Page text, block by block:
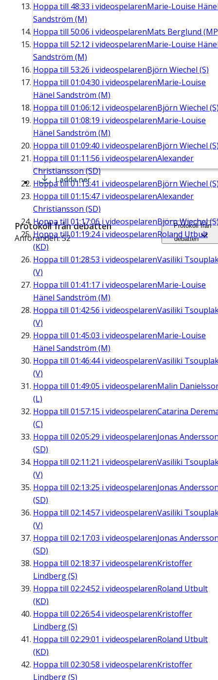
Hoppa till 48:33 i videospelarenMarie-Louise
Sandström (M)
Hoppa till 50:06 i videospelarenMats Berglund
Hoppa till 52:12 i videospelarenMarie-Louise
Sandström (M)
Hoppa till 53:26 i videospelarenBjörn Wiechel (S)
Hoppa till 01:04:30 i videospelarenMarie-Louise
Hänel Sandström (M)
Hoppa till 01:06:12 i videospelarenBjörn Wiechel
Hoppa till 01:08:19 i videospelarenMarie-Louise
Hänel Sandström (M)
Hoppa till 01:09:40 i videospelarenBjörn Wiechel
Hoppa till 01:11:56 i videospelarenAlexander
Christiansson (SD)
Hoppa till01:13:41 i videospelarenBjörn Wiechel
Hoppa till 01:15:47 i videospelarenAlexander
Christiansson (SD)
Hoppa till 01:17:06 i videospelarenBjörn Wiechel
Hoppa till01:19:24i videospelarenRoland Utbult
(KD)
Hoppa till 01:28:53 i videospelarenVasiliki
(V)
Hoppa till 01:41:17 i videospelarenMarie-Louise
Hänel Sandström (M)
Hoppa till 01:42:56 i videospelarenVasiliki
(V)
Hoppa till 01:45:03 i videospelarenMarie-Louise
Hänel Sandström (M)
Hoppa till 01:46:44i videospelarenVasiliki
(V)
Hoppa till 01:49:05 i videospelarenMalin
(L)
Hoppa till 01:57:15 i videospelarenCatarina
(C)
Hoppa till 02:05:29 i videospelarenJonas
(SD)
Hoppa till 02:11:21 i videospelarenVasiliki
(V)
Hoppa till 02:13:25 i videospelarenJonas
(SD)
Hoppa till 02:14:57 i videospelarenVasiliki
(V)
Hoppa till 02:17:03 i videospelarenJonas
(SD)
Hoppa till 02:18:37 i videospelarenKristoffer
Lindberg (S)
Hoppa till 02:24:52 i videospelarenRoland Utbult
(KD)
Hoppa till 02:26:54i videospelarenKristoffer
Lindberg (S)
Hoppa till 02:29:01 i videospelarenRoland Utbult
(KD)
Hoppa till 02:30:58 i videospelarenKristoffer
Lindberg (S)
Ladda ner
Protokoll från debatten
Anföranden: 52
Protokoll från
debatten